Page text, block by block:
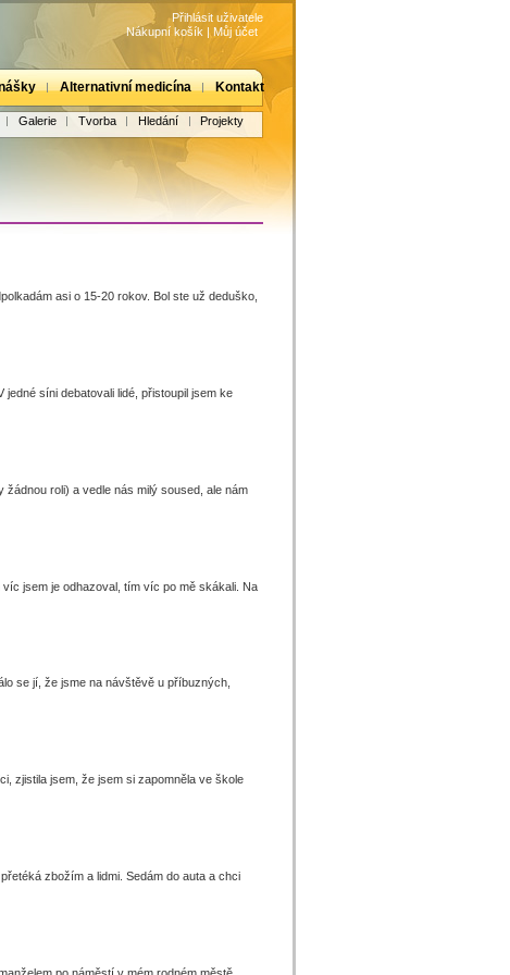
Přihlásit uživatele
Nákupní košík | Můj účet
Alternativní medicína Kontakt
Galerie Tvorba Hledání Projekty
asi o 15-20 rokov. Bol ste už deduško,
síni debatovali lidé, přistoupil jsem ke
roli) a vedle nás milý soused, ale nám
jsem je odhazoval, tím víc po mě skákali. Na
se jí, že jsme na návštěvě u příbuzných,
zjistila jsem, že jsem si zapomněla ve škole
zbožím a lidmi. Sedám do auta a chci